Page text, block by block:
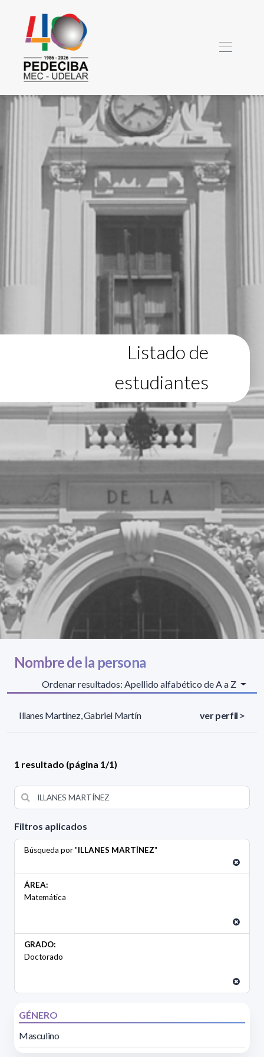
Listado de
estudiantes
Filtros aplicados
Búsqueda por "ILLANES MARTÍNEZ"
ÁREA:
Matemática
GRADO:
Doctorado
GÉNERO
Masculino
Nombre de la persona
Ordenar resultados: Apellido alfabético de A a Z
Illanes Martínez, Gabriel Martín ver perfil >
1 resultado (página 1/1)